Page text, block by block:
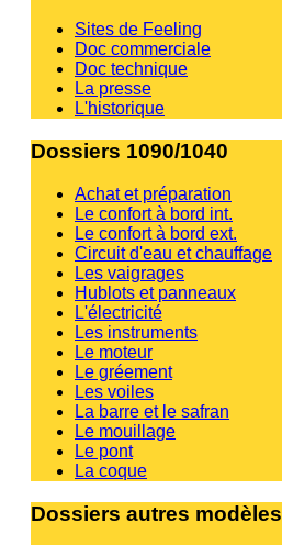
Sites de Feeling
Doc commerciale
Doc technique
La presse
L'historique
Dossiers 1090/1040
Achat et préparation
Le confort à bord int.
Le confort à bord ext.
Circuit d'eau et chauffage
Les vaigrages
Hublots et panneaux
L'électricité
Les instruments
Le moteur
Le gréement
Les voiles
La barre et le safran
Le mouillage
Le pont
La coque
Dossiers autres modèles